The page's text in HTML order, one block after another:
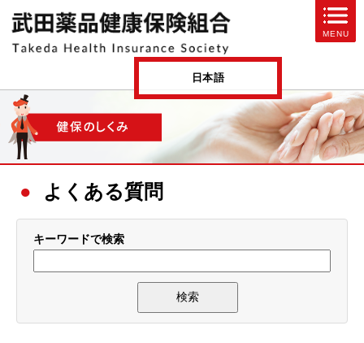
MENU
よくある質問
キーワードで検索
日本語